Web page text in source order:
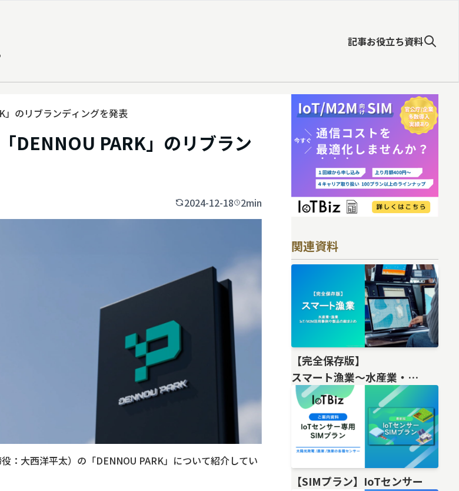
記事お役立ち資料
」のリブランディングを発表
DENNOU PARK」のリブラン
2024-12-18 2min
：大西洋平太）の「DENNOU PARK」について紹介してい
関連資料
【完全保存版】
スマート漁業〜水産業・
漁業IoT/M2M活用事例や製品の総
【SIMプラン】IoTセンサー